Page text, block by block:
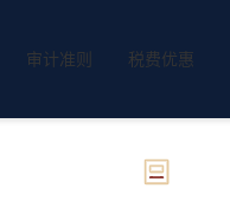
审计准则 税费优惠